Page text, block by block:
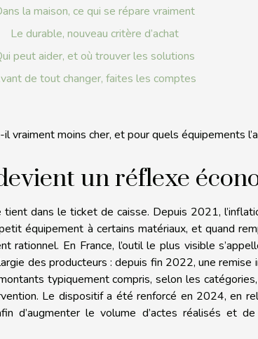
la maison, ce qui se répare vraiment
Le durable, nouveau critère d’achat
peut aider, et où trouver les solutions
de tout changer, faites les comptes
vraiment moins cher, et pour quels équipements
un réflexe
dans le ticket de caisse. Depuis 2021,
équipement à certains matériaux, et quand
rationnel. En France, l’outil le plus visible
des producteurs : depuis fin 2022, une remise
typiquement compris, selon les catégories,
Le dispositif a été renforcé en 2024, en
d’augmenter le volume d’actes réalisés et